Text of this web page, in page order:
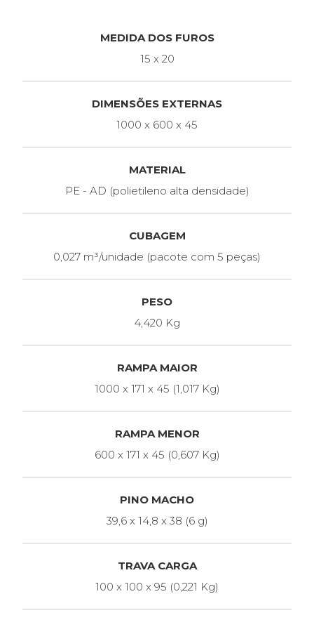
MEDIDA DOS FUROS
15 x 20
DIMENSÕES EXTERNAS
1000 x 600 x 45
MATERIAL
PE - AD (polietileno alta densidade)
CUBAGEM
0,027 m³/unidade (pacote com 5 peças)
PESO
4,420 Kg
RAMPA MAIOR
1000 x 171 x 45 (1,017 Kg)
RAMPA MENOR
600 x 171 x 45 (0,607 Kg)
PINO MACHO
39,6 x 14,8 x 38 (6 g)
TRAVA CARGA
100 x 100 x 95 (0,221 Kg)